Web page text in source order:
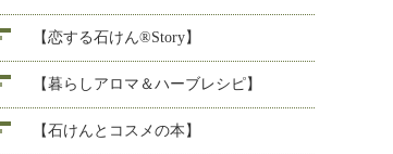
【恋する石けん®Story】
【暮らしアロマ＆ハーブレシピ】
【石けんとコスメの本】